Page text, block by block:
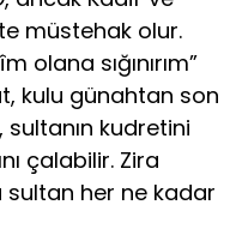
müstehak olur.
olana sığınırım”
kulu günahtan son
kudretini
çalabilir. Zira
sultan her ne kadar